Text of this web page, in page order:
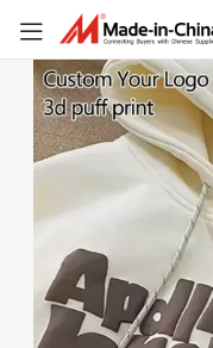
Oversized Effen Hoody